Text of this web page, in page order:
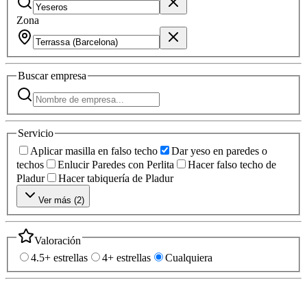
Zona
Buscarempresa
Servicio
Aplicar masilla en falso techo
Dar yeso en paredes o
techos
Enlucir Paredes con Perlita
Hacer falso techo de
Pladur
Hacer tabiquería de Pladur
Ver más (2)
Valoración
4.5+ estrellas
4+ estrellas Cualquiera